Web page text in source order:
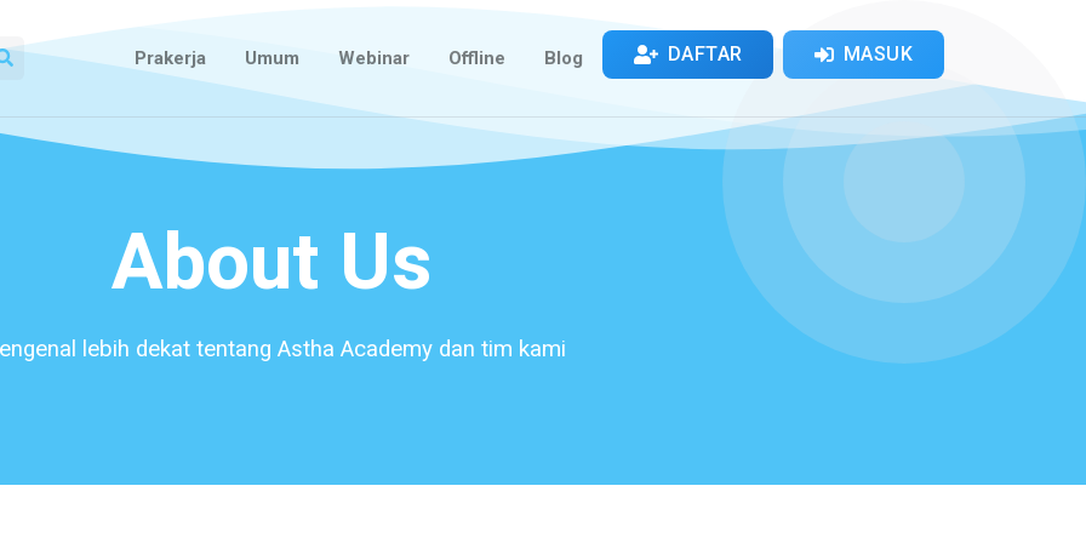
Prakerja Umum Webinar Offline Blog DAFTAR MASUK
About Us
lebih dekat tentang Astha Academy dan tim kami